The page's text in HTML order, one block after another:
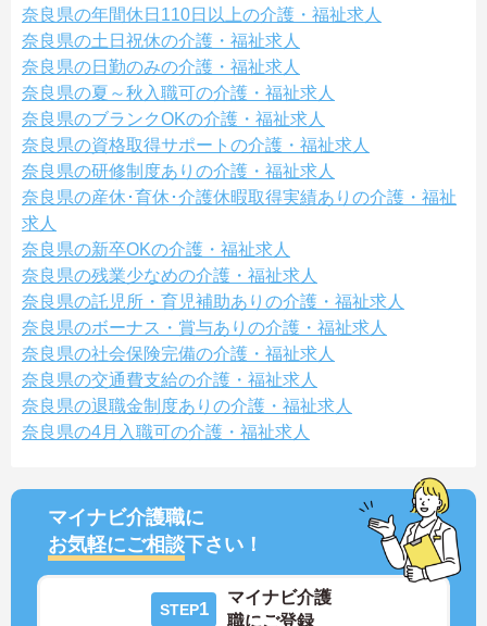
奈良県の年間休日110日以上の介護・福祉求人
奈良県の土日祝休の介護・福祉求人
奈良県の日勤のみの介護・福祉求人
奈良県の夏～秋入職可の介護・福祉求人
奈良県のブランクOKの介護・福祉求人
奈良県の資格取得サポートの介護・福祉求人
奈良県の研修制度ありの介護・福祉求人
奈良県の産休･育休･介護休暇取得実績ありの介護・福祉
求人
奈良県の新卒OKの介護・福祉求人
奈良県の残業少なめの介護・福祉求人
奈良県の託児所・育児補助ありの介護・福祉求人
奈良県のボーナス・賞与ありの介護・福祉求人
奈良県の社会保険完備の介護・福祉求人
奈良県の交通費支給の介護・福祉求人
奈良県の退職金制度ありの介護・福祉求人
奈良県の4月入職可の介護・福祉求人
マイナビ介護職に
お気軽にご相談下さい！
STEP1
マイナビ介護
職にご登録